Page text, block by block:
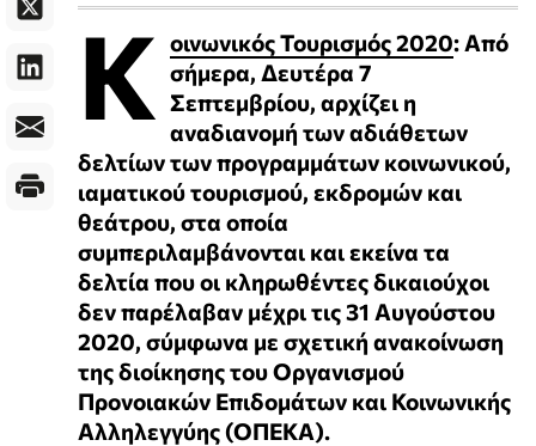
Κ οινωνικός Τουρισμός 2020: Από
σήμερα, Δευτέρα 7
Σεπτεμβρίου, αρχίζει η
αναδιανομή των αδιάθετων
δελτίων των προγραμμάτων κοινωνικού,
ιαματικού τουρισμού, εκδρομών και
θεάτρου, στα οποία
συμπεριλαμβάνονται και εκείνα τα
δελτία που οι κληρωθέντες δικαιούχοι
δεν παρέλαβαν μέχρι τις 31 Αυγούστου
2020, σύμφωνα με σχετική ανακοίνωση
της διοίκησης του Οργανισμού
Προνοιακών Επιδομάτων και Κοινωνικής
Αλληλεγγύης (ΟΠΕΚΑ).